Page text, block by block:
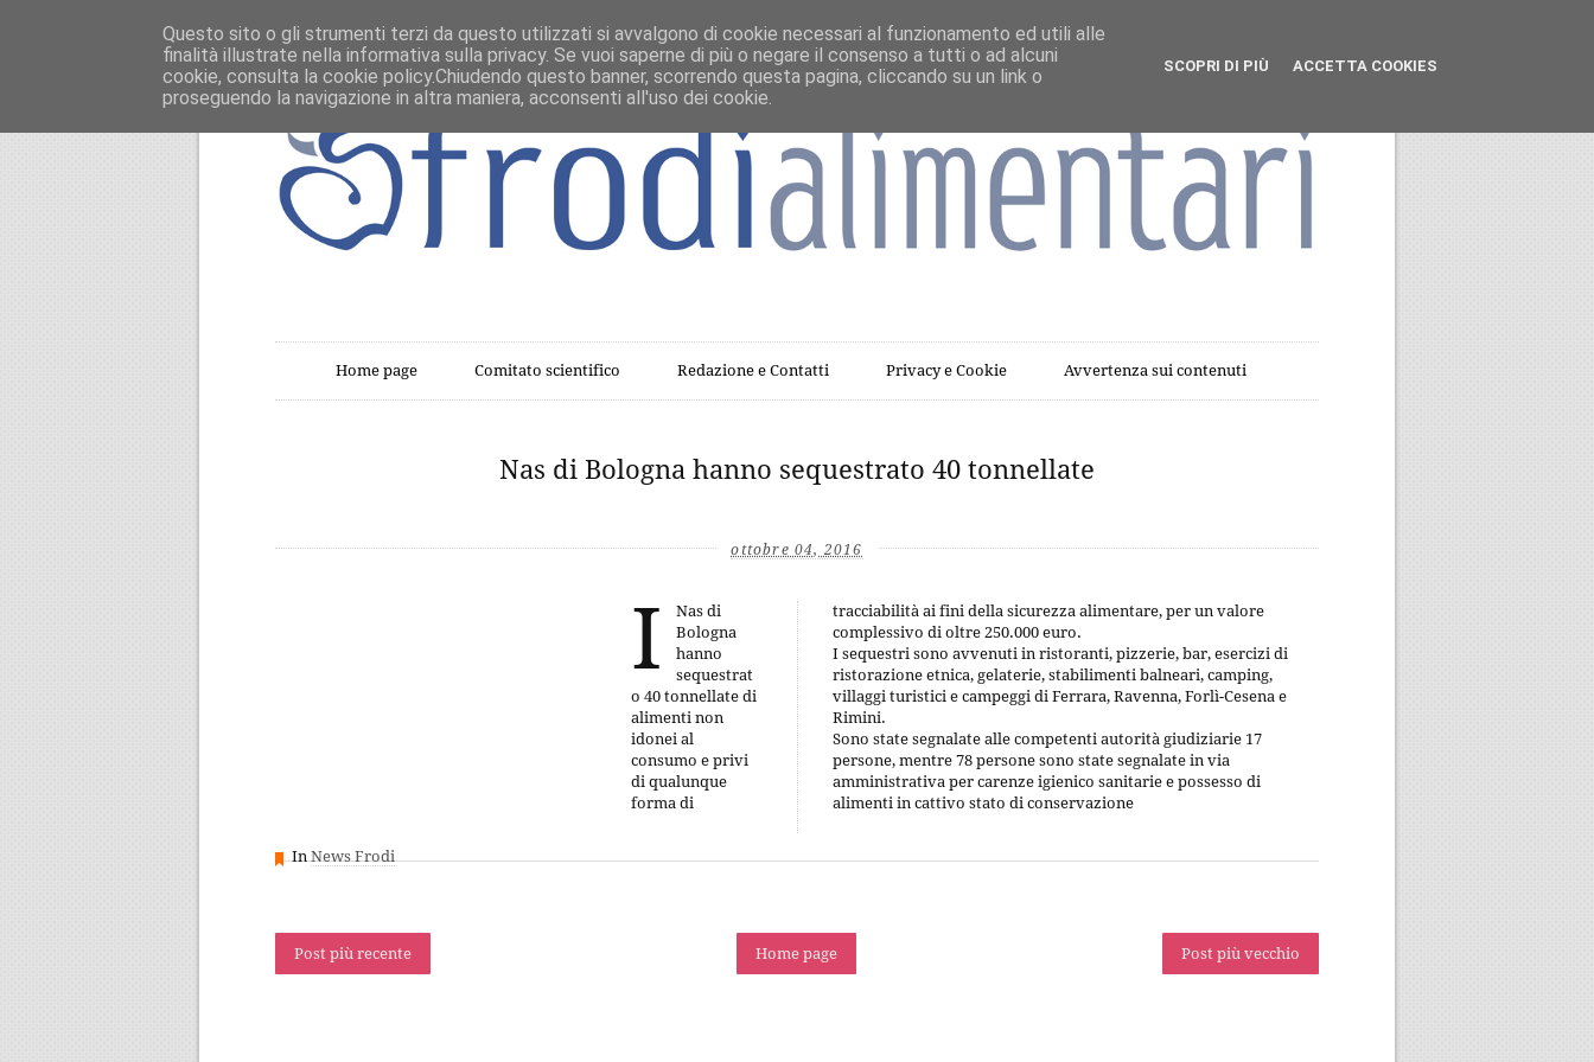
Home page Comitato scientifico Redazione e Contatti Privacy e Cookie Avvertenza sui contenuti
Nas di Bologna hanno sequestrato 40 tonnellate
ottobre 04, 2016
I
Nas di
Bologna
hanno
sequestrat
o 40 tonnellate di
alimenti non
idonei al
consumo e privi
di qualunque
forma di
tracciabilità ai fini della sicurezza alimentare, per un valore
complessivo di oltre 250.000 euro.
I sequestri sono avvenuti in ristoranti, pizzerie, bar, esercizi di
ristorazione etnica, gelaterie, stabilimenti balneari, camping,
villaggi turistici e campeggi di Ferrara, Ravenna, Forlì-Cesena e
Rimini.
Sono state segnalate alle competenti autorità giudiziarie 17
persone, mentre 78 persone sono state segnalate in via
amministrativa per carenze igienico sanitarie e possesso di
alimenti in cattivo stato di conservazione
In News Frodi
Post più recente Post più vecchio
Home page
Questo sito o gli strumenti terzi da questo utilizzati si avvalgono di cookie necessari al funzionamento ed utili alle
finalità illustrate nella informativa sulla privacy. Se vuoi saperne di più o negare il consenso a tutti o ad alcuni
cookie, consulta la cookie policy.Chiudendo questo banner, scorrendo questa pagina, cliccando su un link o
proseguendo la navigazione in altra maniera, acconsenti all'uso dei cookie.
SCOPRI DI PIÙ ACCETTA COOKIES